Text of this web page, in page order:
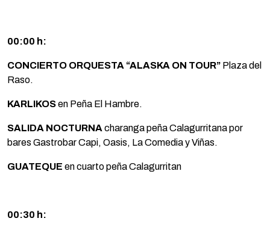
00:00 h:
CONCIERTO ORQUESTA “ALASKA ON TOUR” Plaza del
Raso.
KARLIKOSen Peña El Hambre.
SALIDA NOCTURNA charanga peña Calagurritana por
bares Gastrobar Capi, Oasis, La Comedia y Viñas.
GUATEQUE en cuarto peña Calagurritan
00:30 h: